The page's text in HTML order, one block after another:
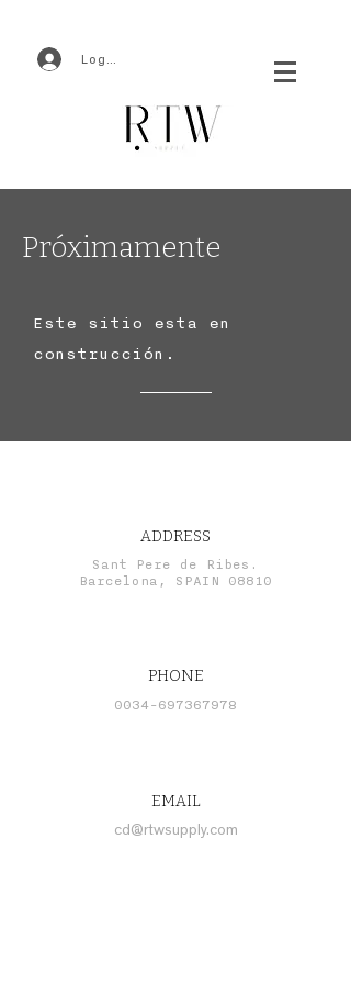
Log In
Próximamente
Este sitio esta en
construcción.
ADDRESS
Sant Pere de Ribes.
Barcelona, SPAIN 08810
PHONE
0034-697367978
EMAIL
cd@rtwsupply.com